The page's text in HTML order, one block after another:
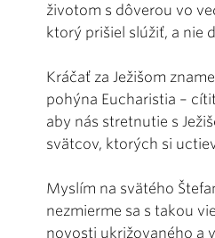
životom s dôverou vo
ktorý prišiel slúžiť, a nie
Kráčať za Ježišom
pohýna Eucharistia –
aby nás stretnutie s
svätcov, ktorých si
Myslím na svätého
nezmierme sa s takou
novosti ukrižovaného a